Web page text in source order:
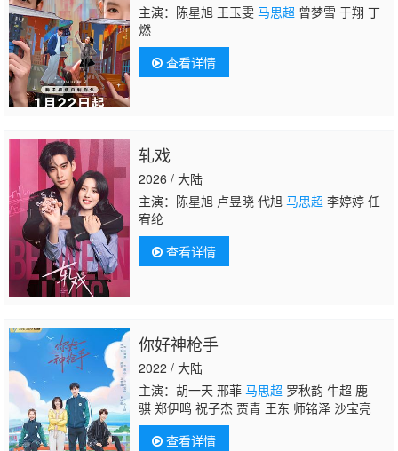
主演：陈星旭 王玉雯 马思超 曾梦雪 于翔 丁
燃
查看详情
轧戏
2026 / 大陆
主演：陈星旭 卢昱晓 代旭 马思超 李婷婷 任
宥纶
查看详情
你好神枪手
2022 / 大陆
主演：胡一天 邢菲 马思超 罗秋韵 牛超 鹿
骐 郑伊鸣 祝子杰 贾青 王东 师铭泽 沙宝亮
查看详情